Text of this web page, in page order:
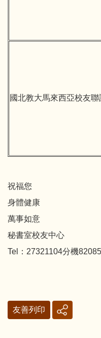
國北教大馬來西亞校友
祝福您
身體健康
萬事如意
秘書室校友中心
Tel：27321104分機82085
友善列印